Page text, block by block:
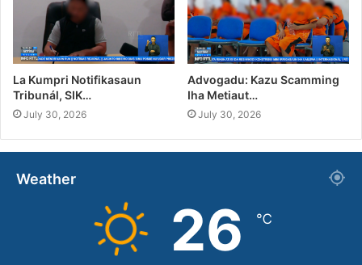
La Kumpri Notifikasaun
Tribunál, SIK…
July 30, 2026
Advogadu: Kazu Scamming
Iha Metiaut…
July 30, 2026
Weather
26 ℃